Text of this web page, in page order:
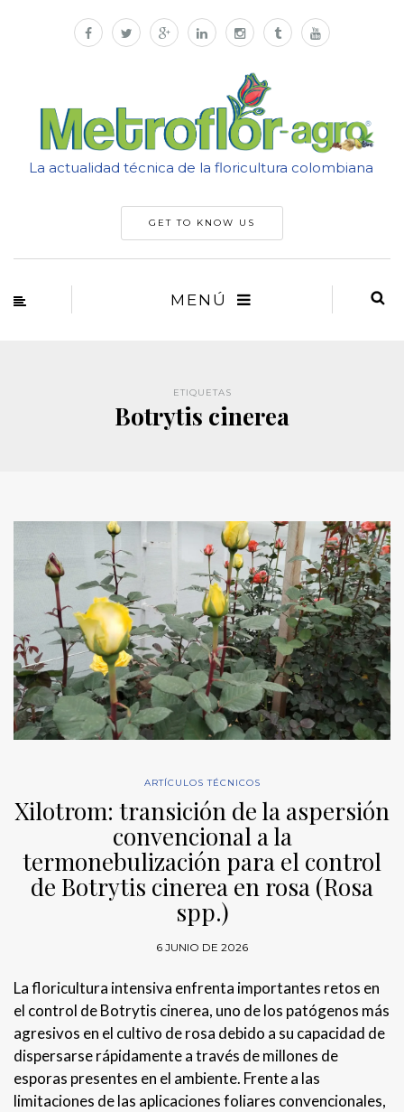
La actualidad técnica de la floricultura colombiana
GET TO KNOW US
MENÚ
ETIQUETAS
Botrytis cinerea
ARTÍCULOS TÉCNICOS
Xilotrom: transición de la aspersión
convencional a la
termonebulización para el control
de Botrytis cinerea en rosa (Rosa
spp.)
6 JUNIO DE 2026
La floricultura intensiva enfrenta importantes retos en
el control de Botrytis cinerea, uno de los patógenos más
agresivos en el cultivo de rosa debido a su capacidad de
dispersarse rápidamente a través de millones de
esporas presentes en el ambiente. Frente a las
limitaciones de las aplicaciones foliares convencionales,